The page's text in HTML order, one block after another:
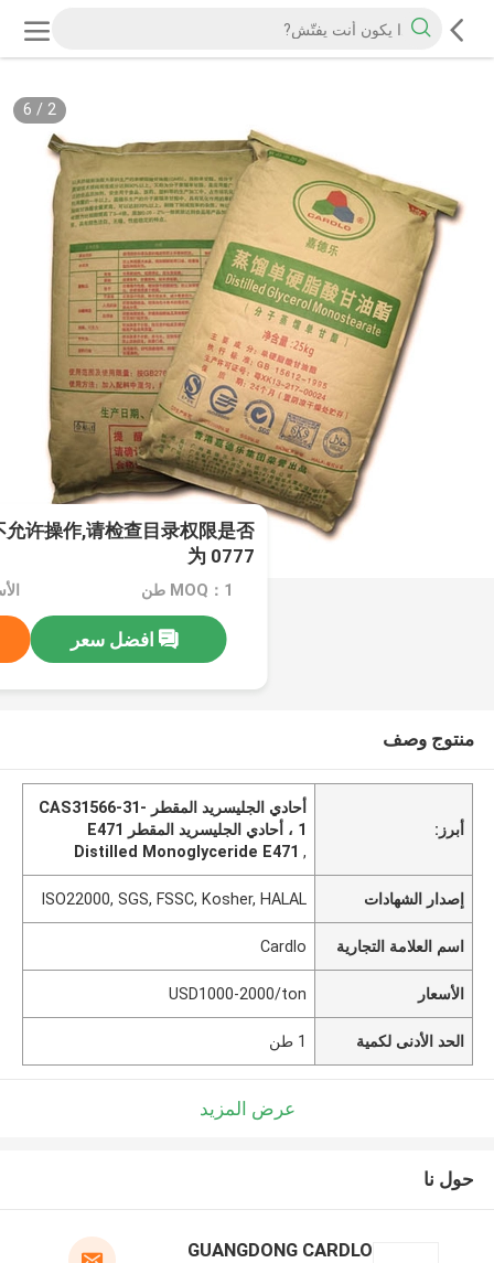
2
/
6
许操作,请检查目录权限是否
为 0777
MOQ：1 طن
افضل سعر
منتوج وصف
أبرز:
أحادي الجليسريد المقطر CAS31566-31-
1 ، أحادي الجليسريد المقطر E471
,
Distilled Monoglyceride E471
إصدار الشهادات ISO22000, SGS, FSSC, Kosher, HALAL
اسم العلامة التجارية Cardlo
الأسعار USD1000-2000/ton
الحد الأدنى لكمية 1 طن
عرض المزيد
حول نا
GUANGDONG CARDLO